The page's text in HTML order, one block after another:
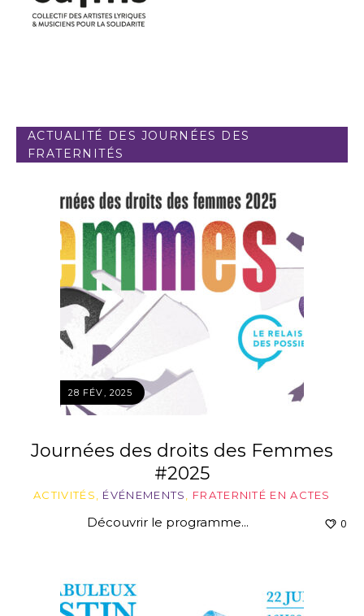
ACTUALITÉ DES JOURNÉES DES
FRATERNITÉS
28 FÉV, 2025
Journées des droits des Femmes
#2025
ACTIVITÉS, ÉVÉNEMENTS, FRATERNITÉ EN ACTES
Découvrir le programme... 0